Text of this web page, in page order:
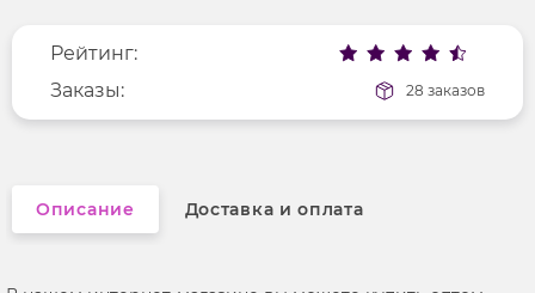
Фактура материала
ворсистый
Вырез горловины
округлый
Рисунок
геометрический
Рейтинг:
Заказы:
28 заказов
Описание Доставка и оплата